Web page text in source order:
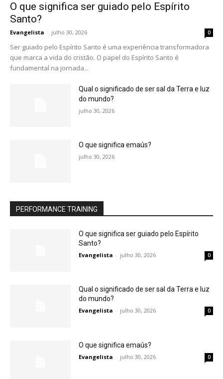
O que significa ser guiado pelo Espírito
Santo?
Evangelista - julho 30, 2026 0
Ser guiado pelo Espírito Santo é uma experiência transformadora
que marca a vida do cristão. O papel do Espírito Santo é
fundamental na jornada...
Qual o significado de ser sal da Terra e luz
do mundo?
julho 30, 2026
O que significa emaús?
julho 30, 2026
PERFORMANCE TRAINING
O que significa ser guiado pelo Espírito
Santo?
Evangelista - julho 30, 2026 0
Qual o significado de ser sal da Terra e luz
do mundo?
Evangelista - julho 30, 2026 0
O que significa emaús?
Evangelista - julho 30, 2026 0